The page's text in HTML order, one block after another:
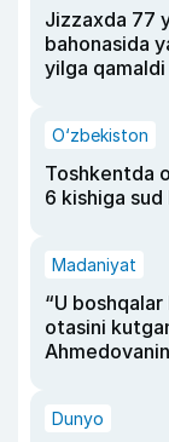
Jizzaxda 77
bahonasida
yilga qamaldi
O‘zbekiston
Toshkentda
6 kishiga sud
Madaniyat
“U
otasini
Dunyo